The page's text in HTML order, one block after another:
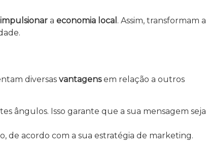
impulsionar a economia local . Assim, transformam a
diversas vantagensem relação a outros
ângulos. Isso garante que a sua mensagem seja
de acordo com a sua estratégia de marketing.